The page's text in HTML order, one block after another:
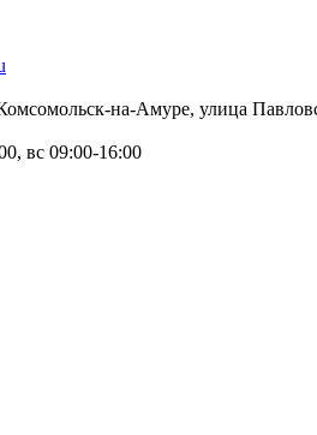
на-Амуре, улица
вс 09:00-16:00